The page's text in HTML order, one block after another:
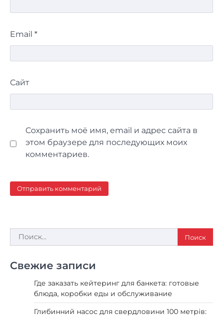
Email *
Сайт
Сохранить моё имя, email и адрес сайта в
этом браузере для последующих моих
комментариев.
Найти:
Свежие записи
Где заказать кейтеринг для банкета: готовые
блюда, коробки еды и обслуживание
Глибинний насос для свердловини 100 метрів: